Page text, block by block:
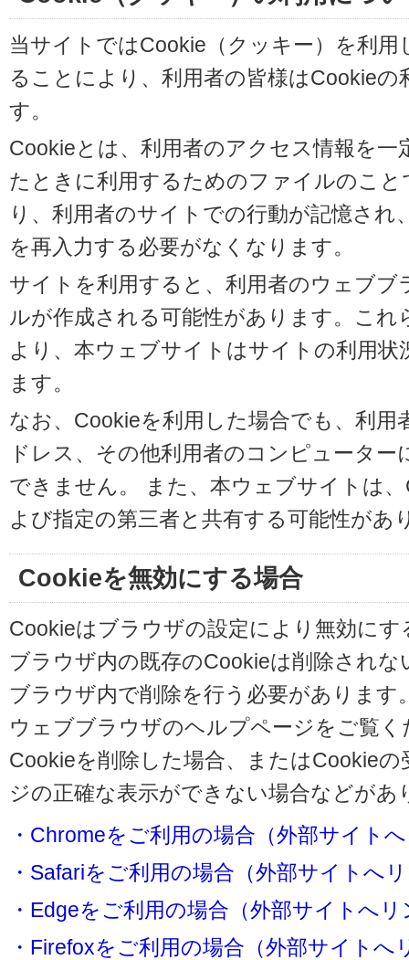
当サイトではCookie（クッキー）を利
ることにより、利用者の皆様はCookie
す。
Cookieとは、利用者のアクセス情報を
たときに利用するためのファイルのこ
り、利用者のサイトでの行動が記憶さ
を再入力する必要がなくなります。
サイトを利用すると、利用者のウェブ
ルが作成される可能性があります。こ
より、本ウェブサイトはサイトの利用
ます。
なお、Cookieを利用した場合でも、利用
ドレス、その他利用者のコンピュータ
できません。 また、本ウェブサイトは
よび指定の第三者と共有する可能性があ
Cookieを無効にする場合
Cookieはブラウザの設定により無効に
ブラウザ内の既存のCookieは削除され
ブラウザ内で削除を行う必要があります
ウェブブラウザのヘルプページをご覧く
Cookieを削除した場合、またはCookie
ジの正確な表示ができない場合などが
・Chromeをご利用の場合（外部サイト
・Safariをご利用の場合（外部サイトへ
・Edgeをご利用の場合（外部サイトへリ
・Firefoxをご利用の場合（外部サイトへ